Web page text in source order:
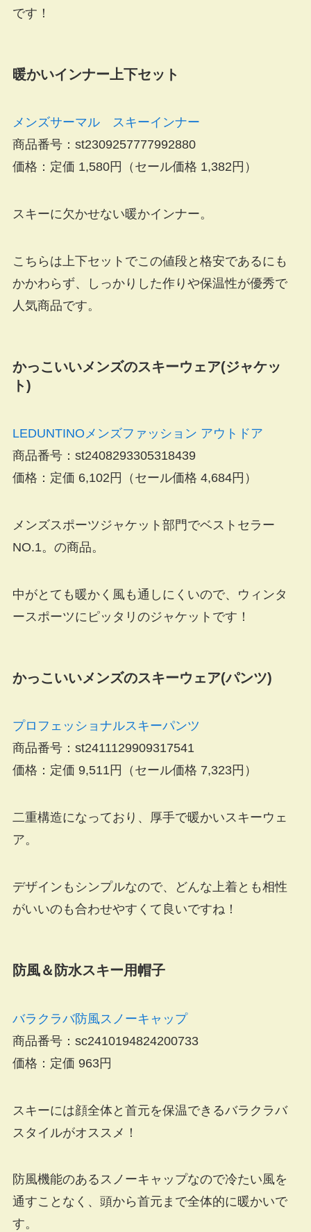
です！
暖かいインナー上下セット
メンズサーマル スキーインナー
商品番号：st2309257777992880
価格：定価 1,580円（ セール価格 1,382円 ）
スキーに欠かせない暖かインナー。
こちらは上下セットでこの値段と格安であるにも
かかわらず、しっかりした作りや保温性が優秀で
人気商品です。
かっこいいメンズのスキーウェア(ジャケッ
ト)
LEDUNTINOメンズファッション アウトドア
商品番号：st2408293305318439
価格：定価 6,102円（ セール価格 4,684円 ）
メンズスポーツジャケット部門でベストセラー
NO.1。の商品。
中がとても暖かく風も通しにくいので、ウィンタ
ースポーツにピッタリのジャケットです！
かっこいいメンズのスキーウェア(パンツ)
プロフェッショナルスキーパンツ
商品番号：st2411129909317541
価格：定価 9,511円（ セール価格 7,323円 ）
二重構造になっており、厚手で暖かいスキーウェ
ア。
デザインもシンプルなので、どんな上着とも相性
がいいのも合わせやすくて良いですね！
防風＆防水スキー用帽子
バラクラバ防風スノーキャップ
商品番号：sc2410194824200733
価格：定価 963円
スキーには顔全体と首元を保温できるバラクラバ
スタイルがオススメ！
防風機能のあるスノーキャップなので冷たい風を
通すことなく、頭から首元まで全体的に暖かいで
す。